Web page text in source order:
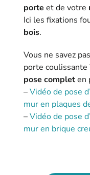
porte et de votre
Ici les fixations
bois.
Vous ne savez
porte coulissante
pose completen
–Vidéo de pose
mur en plaques
–Vidéo de pose
mur en brique